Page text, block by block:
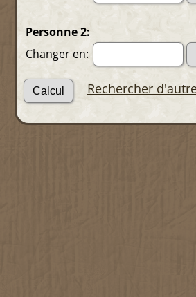
Personne 2:
Changer en:
Rechercher